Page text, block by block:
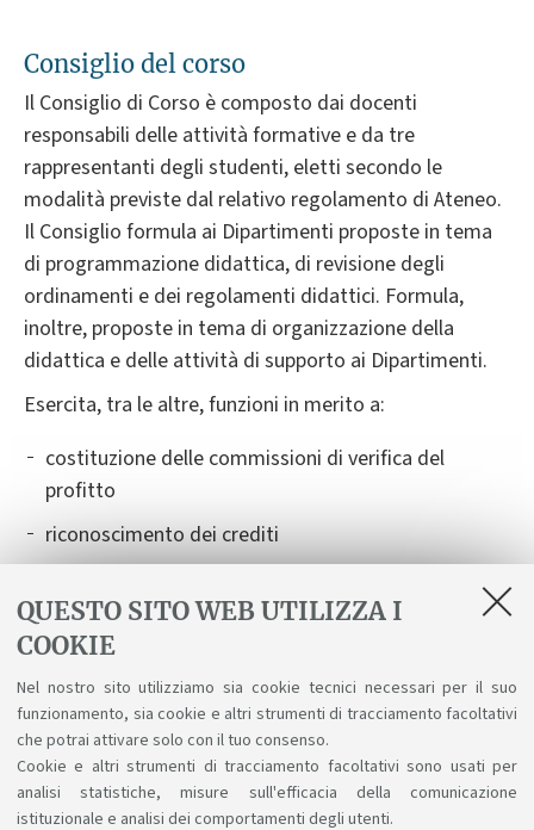
QUESTO SITO WEB UTILIZZA I
COOKIE
Nel nostro sito utilizziamo sia cookie tecnici necessari per il suo
funzionamento, sia cookie e altri strumenti di tracciamento facoltativi
che potrai attivare solo con il tuo consenso.
Cookie e altri strumenti di tracciamento facoltativi sono usati per
analisi statistiche, misure sull'efficacia della comunicazione
istituzionale e analisi dei comportamenti degli utenti.
Consiglio del corso
Il Consiglio di Corso è composto dai docenti
responsabili delle attività formative e da tre
rappresentanti degli studenti, eletti secondo le
modalità previste dal relativo regolamento di Ateneo.
Il Consiglio formula ai Dipartimenti proposte in tema
di programmazione didattica, di revisione degli
ordinamenti e dei regolamenti didattici. Formula,
inoltre, proposte in tema di organizzazione della
didattica e delle attività di supporto ai Dipartimenti.
Esercita, tra le altre, funzioni in merito a:
costituzione delle commissioni di verifica del
profitto
riconoscimento dei crediti
autorizzazioni allo svolgimento e riconoscimento di
attività formative all'estero nell'ambito dei
programmi di mobilità internazionale (Learning
Agreement)
predisposizione dei calendari e delle commissioni
degli esami di laurea.